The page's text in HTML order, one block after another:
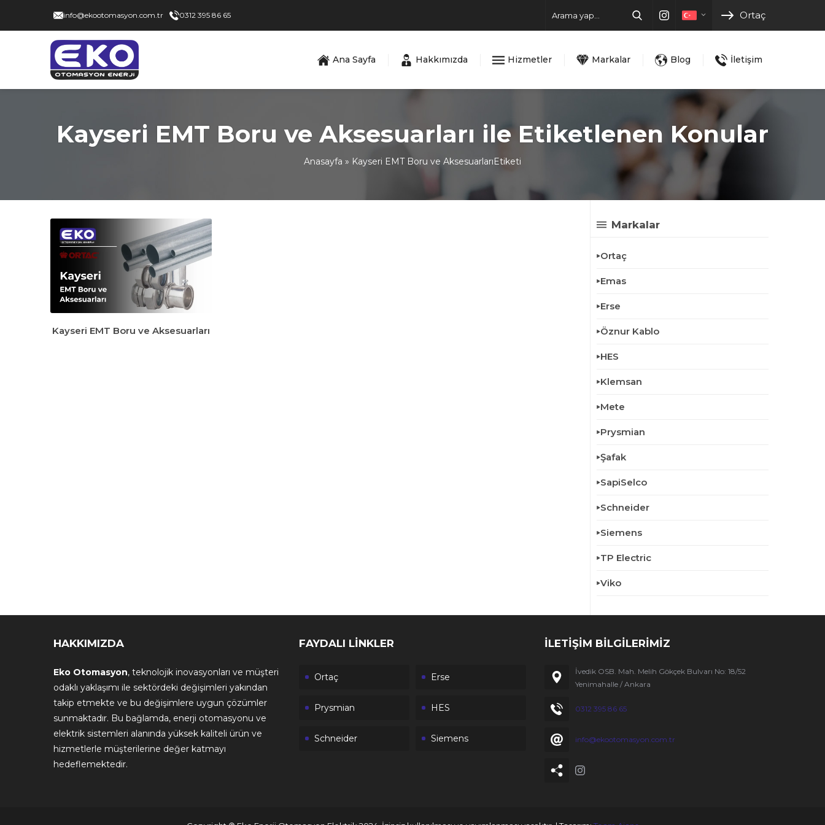
info@ekootomasyon.com.tr 0312 395 86 65 Ortaç
Ana Sayfa Hakkımızda Hizmetler Markalar Blog İletişim
Kayseri EMT Boru ve Aksesuarları ile Etiketlenen Konular
Anasayfa » Kayseri EMT Boru ve AksesuarlarıEtiketi
Kayseri EMT Boru ve Aksesuarları
Markalar
Ortaç
Emas
Erse
Öznur Kablo
HES
Klemsan
Mete
Prysmian
Şafak
SapiSelco
Schneider
Siemens
TP Electric
Viko
HAKKIMIZDA
Eko Otomasyon, teknolojik inovasyonları ve müşteri
odaklı yaklaşımı ile sektördeki değişimleri yakından
takip etmekte ve bu değişimlere uygun çözümler
sunmaktadır. Bu bağlamda, enerji otomasyonu ve
elektrik sistemleri alanında yüksek kaliteli ürün ve
hizmetlerle müşterilerine değer katmayı
hedeflemektedir.
FAYDALI LİNKLER
Ortaç Erse
Prysmian HES
Schneider Siemens
İLETİŞİM BİLGİLERİMİZ
İvedik OSB. Mah. Melih Gökçek Bulvarı No: 18/52
Yenimahalle / Ankara
0312 395 86 65
info@ekootomasyon.com.tr